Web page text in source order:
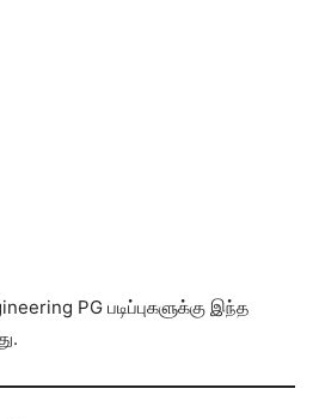
PG படிப்புகளுக்கு இந்த